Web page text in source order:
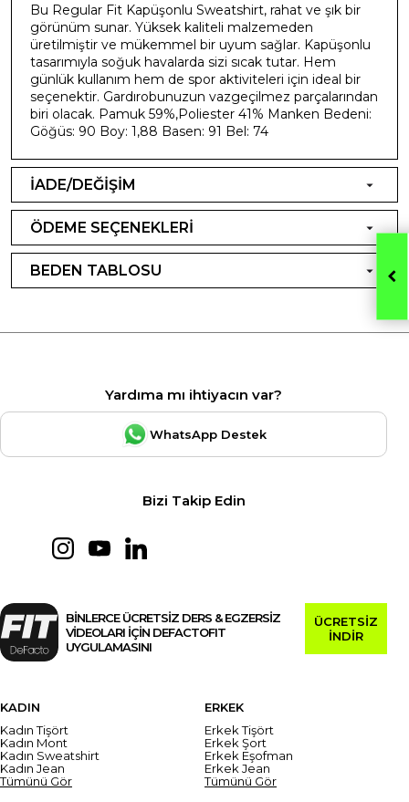
Bu Regular Fit Kapüşonlu Sweatshirt, rahat ve şık bir
görünüm sunar. Yüksek kaliteli malzemeden
üretilmiştir ve mükemmel bir uyum sağlar. Kapüşonlu
tasarımıyla soğuk havalarda sizi sıcak tutar. Hem
günlük kullanım hem de spor aktiviteleri için ideal bir
seçenektir. Gardırobunuzun vazgeçilmez parçalarından
biri olacak. Pamuk 59%,Poliester 41% Manken Bedeni:
Göğüs: 90 Boy: 1,88 Basen: 91 Bel: 74
İADE/DEĞİŞİM
ÖDEME SEÇENEKLERİ
BEDEN TABLOSU
Yardıma mı ihtiyacın var?
WhatsApp Destek
Bizi Takip Edin
BİNLERCE ÜCRETSİZ DERS & EGZERSİZ
VİDEOLARI İÇİN DEFACTOFIT
UYGULAMASINI
ÜCRETSİZ
İNDİR
KADIN
Kadın Tişört
Kadın Mont
Kadın Sweatshirt
Kadın Jean
Tümünü Gör
ERKEK
Erkek Tişört
Erkek Şort
Erkek Eşofman
Erkek Jean
Tümünü Gör